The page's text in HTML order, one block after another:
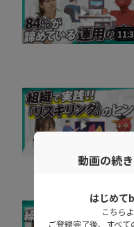
動画の続
はじめて
こちら
ご登録完了後、すべて